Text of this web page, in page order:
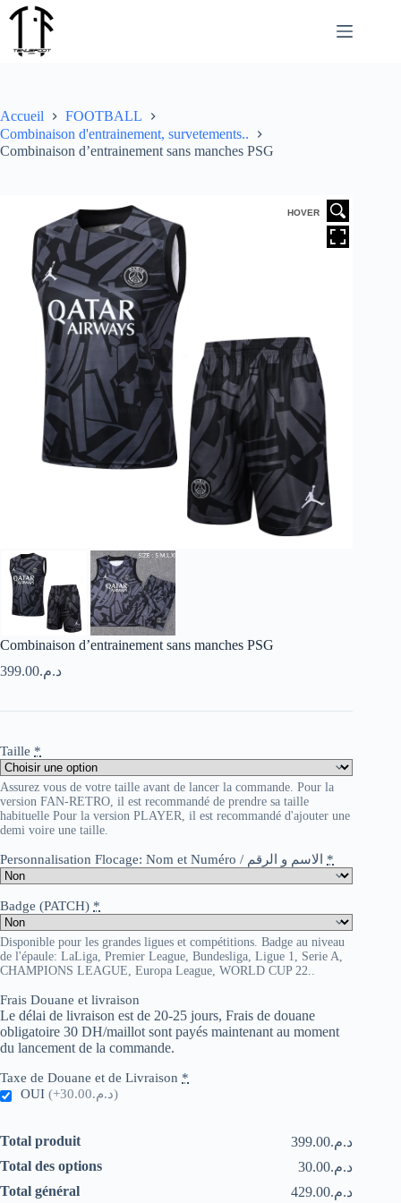
Passer
au
Accueil
FOOTBALL
Combinaison d'entrainement, survetements..
Combinaison d’entrainement sans manches PSG
HOVER
Combinaison d’entrainement sans manches PSG
د.م.399.00
Taille *
Assurez vous de votre taille avant de lancer la commande. Pour la
version FAN-RETRO, il est recommandé de prendre sa taille
habituelle Pour la version PLAYER, il est recommandé d'ajouter une
demi voire une taille.
Personnalisation Flocage: Nom et Numéro / الاسم و الرقم *
Badge (PATCH) *
Disponible pour les grandes ligues et compétitions. Badge au niveau
de l'épaule: LaLiga, Premier League, Bundesliga, Ligue 1, Serie A,
CHAMPIONS LEAGUE, Europa League, WORLD CUP 22..
Frais Douane et livraison
Le délai de livraison est de 20-25 jours, Frais de douane
obligatoire 30 DH/maillot sont payés maintenant au moment
du lancement de la commande.
Taxe de Douane et de Livraison *
OUI
(+د.م.30.00)
Total produit
د.م.399.00
Total des options
د.م.30.00
Total général
د.م.429.00